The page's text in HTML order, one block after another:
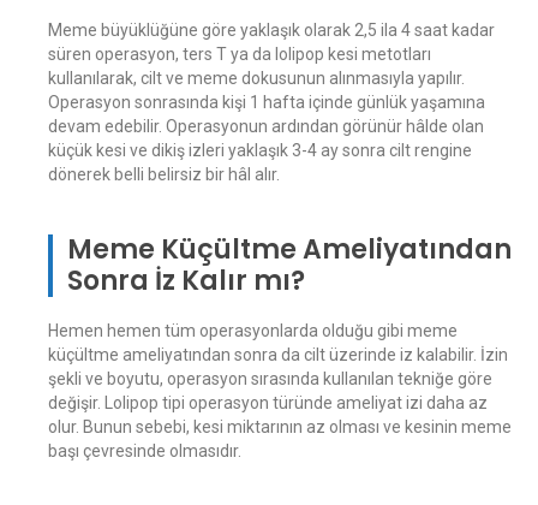
Meme büyüklüğüne göre yaklaşık olarak 2,5 ila 4 saat kadar
süren operasyon, ters T ya da lolipop kesi metotları
kullanılarak, cilt ve meme dokusunun alınmasıyla yapılır.
Operasyon sonrasında kişi 1 hafta içinde günlük yaşamına
devam edebilir. Operasyonun ardından görünür hâlde olan
küçük kesi ve dikiş izleri yaklaşık 3-4 ay sonra cilt rengine
dönerek belli belirsiz bir hâl alır.
Meme Küçültme Ameliyatından
Sonra İz Kalır mı?
Hemen hemen tüm operasyonlarda olduğu gibi meme
küçültme ameliyatından sonra da cilt üzerinde iz kalabilir. İzin
şekli ve boyutu, operasyon sırasında kullanılan tekniğe göre
değişir. Lolipop tipi operasyon türünde ameliyat izi daha az
olur. Bunun sebebi, kesi miktarının az olması ve kesinin meme
başı çevresinde olmasıdır.